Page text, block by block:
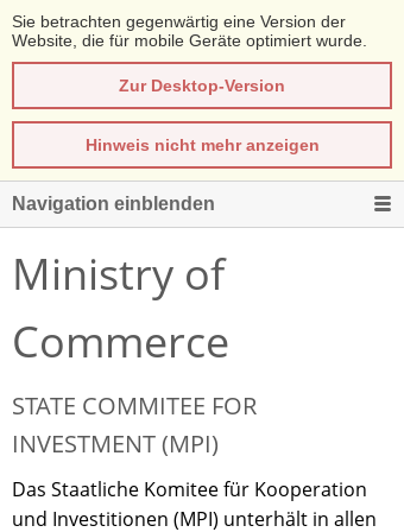
Sie betrachten gegenwärtig eine Version der
Website, die für mobile Geräte optimiert wurde.
Zur Desktop-Version
Hinweis nicht mehr anzeigen
Navigation einblenden
Ministry of
Commerce
STATE COMMITEE FOR
INVESTMENT (MPI)
Das Staatliche Komitee für Kooperation
und Investitionen (MPI) unterhält in allen